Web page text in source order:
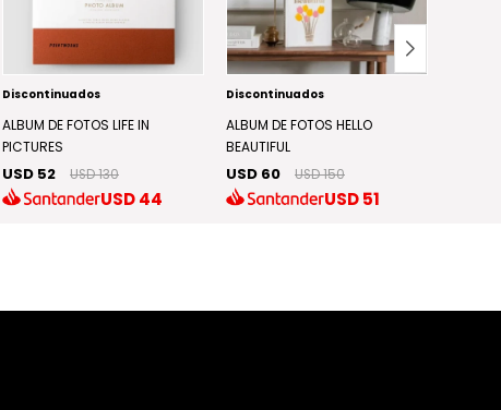
Discontinuados
ALBUM DE FOTOS LIFE IN
PICTURES
USD 52 USD 130
USD44
Discontinuados
ALBUM DE FOTOS HELLO
BEAUTIFUL
USD 60 USD 150
USD51